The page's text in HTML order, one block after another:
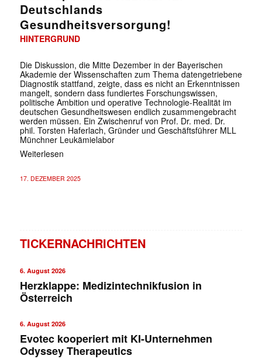
Deutschlands
Gesundheitsversorgung!
HINTERGRUND
Die Diskussion, die Mitte Dezember in der Bayerischen
Akademie der Wissenschaften zum Thema datengetriebene
Diagnostik stattfand, zeigte, dass es nicht an Erkenntnissen
mangelt, sondern dass fundiertes Forschungswissen,
politische Ambition und operative Technologie-Realität im
deutschen Gesundheitswesen endlich zusammengebracht
werden müssen. Ein Zwischenruf von Prof. Dr. med. Dr.
phil. Torsten Haferlach, Gründer und Geschäftsführer MLL
Münchner Leukämielabor
Weiterlesen
17. DEZEMBER 2025
TICKERNACHRICHTEN
6. August 2026
Herzklappe: Medizintechnikfusion in
Österreich
6. August 2026
Evotec kooperiert mit KI-Unternehmen
Odyssey Therapeutics